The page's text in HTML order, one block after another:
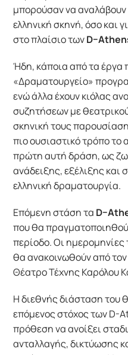
μπορούσαν να
ελληνική σκηνή, όσο και
στο πλαίσιο τωνD–
Ήδη, κάποια από τα έργα
«Δραματουργείο»
ενώ άλλα έχουν κιόλας
συζητήσεων με
σκηνική τους
πιο ουσιαστικό τρόπο
πρώτη αυτή δράση, ως
ανάδειξης, εξέλιξης και
ελληνική δραματουργία.
Επόμενη στάση τα D–
που θα
περίοδο. Οι
θα ανακοινωθούν από
Θέατρο Τέχνης Καρόλου
Η διεθνής διάσταση του
επόμενος στόχος των D-
πρόθεση να ανοίξει
ανταλλαγής, δικτύωσης